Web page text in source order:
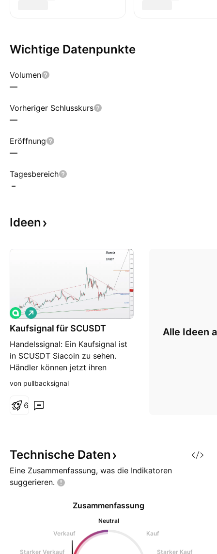
Wichtige Datenpunkte
Volumen
—
Vorheriger Schlusskurs
—
Eröffnung
—
Tagesbereich
–
Ideen
Kaufsignal für SCUSDT
Handelssignal: Ein Kaufsignal ist
in SCUSDT Siacoin zu sehen.
Händler können jetzt ihren
Kaufhandel eröffnen. Wenn Ihnen
unterstützen Sie uns bitte mit
L
o
n
von pullbacksignal
6
Alle Ideen
Technische Daten
Eine Zusammenfassung, was die Indikatoren
suggerieren.
Zusammenfassung
Neutral
Verkauf
Kauf
Starker Verkauf Starker Kauf